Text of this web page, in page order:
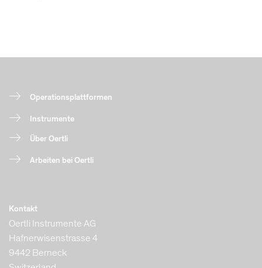
Operationsplattformen
Instrumente
Über Oertli
Arbeiten bei Oertli
Kontakt
Oertli Instrumente AG
Hafnerwisenstrasse 4
9442 Berneck